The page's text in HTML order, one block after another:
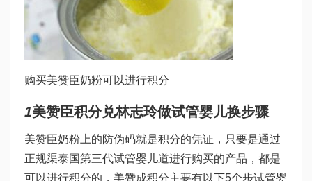
购买美赞臣奶粉可以进行积分
1美赞臣积分兑林志玲做试管婴儿换步骤
美赞臣奶粉上的防伪码就是积分的凭证，只要是通过
正规渠泰国第三代试管婴儿道进行购买的产品，都是
可以进行积分的，美赞成积分主要有以下5个步试管婴